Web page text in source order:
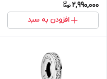
2,990,000
افزودن به سبد